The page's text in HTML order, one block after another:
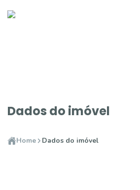
Dados do imóvel
Home Dados do imóvel